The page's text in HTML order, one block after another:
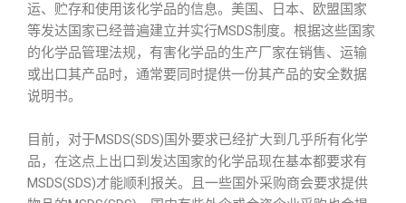
运、贮存和使用该化学品的信息。美国、日本、欧盟国家
等发达国家已经普遍建立并实行MSDS制度。根据这些国家
的化学品管理法规，有害化学品的生产厂家在销售、运输
或出口其产品时，通常要同时提供一份其产品的安全数据
说明书。
目前，对于MSDS(SDS)国外要求已经扩大到几乎所有化学
品，在这点上出口到发达国家的化学品现在基本都要求有
MSDS(SDS)才能顺利报关。且一些国外采购商会要求提供